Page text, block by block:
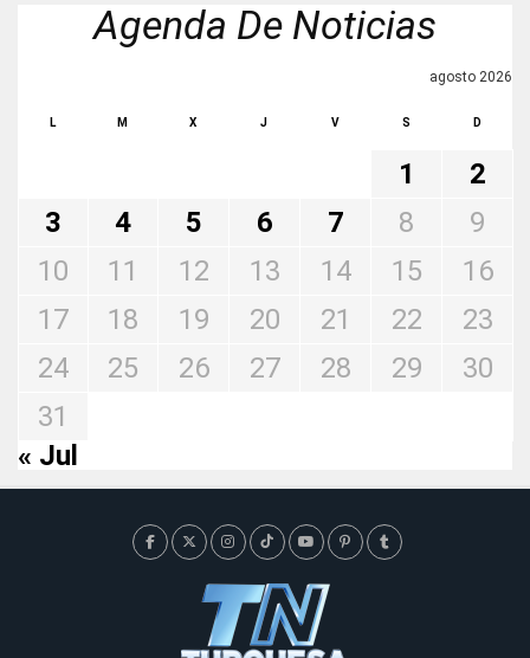
Agenda De Noticias
agosto 2026
L M X J V S D
1
2
3
4 5 6 7 8
9
10
11 12 13 14 15
16
17
18 19 20 21 22
23
24
25 26 27 28 29
30
31
« Jul